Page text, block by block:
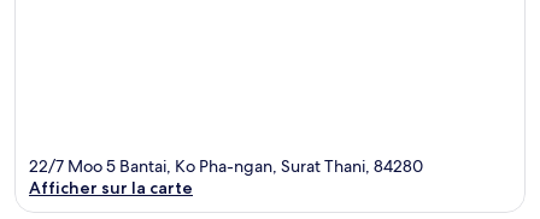
22/7 Moo 5 Bantai, Ko Pha-ngan, Surat Thani, 84280
Afficher sur la carte